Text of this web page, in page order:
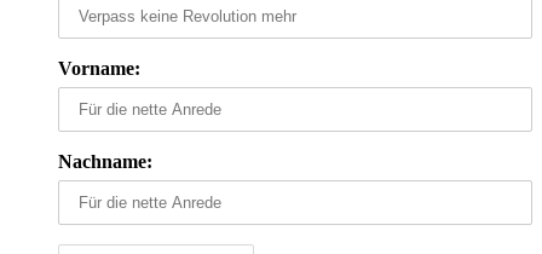
Vorname:
Nachname: